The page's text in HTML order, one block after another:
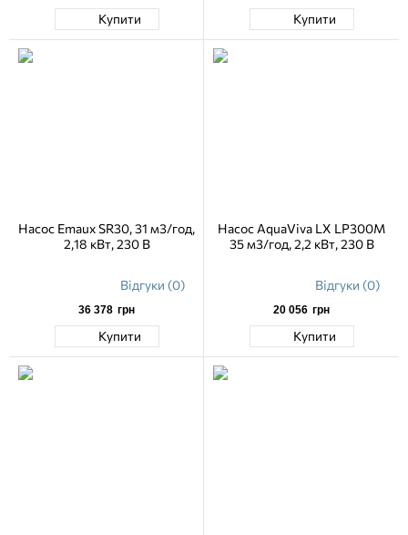
Купити Купити
Насос Emaux SR30, 31 м3/год,
2,18 кВт, 230 В
Відгуки (0)
36 378 грн
Купити
Насос AquaViva LX LP300M
35 м3/год, 2,2 кВт, 230 В
Відгуки (0)
20 056 грн
Купити